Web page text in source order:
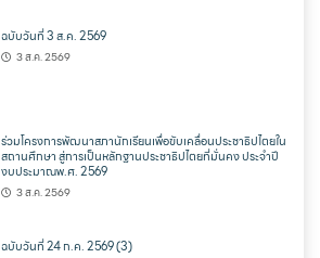
ฉบับวันที่ 3 ส.ค. 2569
3 ส.ค. 2569
ร่วมโครงการพัฒนาสภานักเรียนเพื่อขับเคลื่อนประชาธิปไตยใน
สถานศึกษา สู่การเป็นหลักฐานประชาธิปไตยที่มั่นคง ประจำปี
งบประมาณพ.ศ. 2569
3 ส.ค. 2569
ฉบับวันที่ 24 ก.ค. 2569 (3)